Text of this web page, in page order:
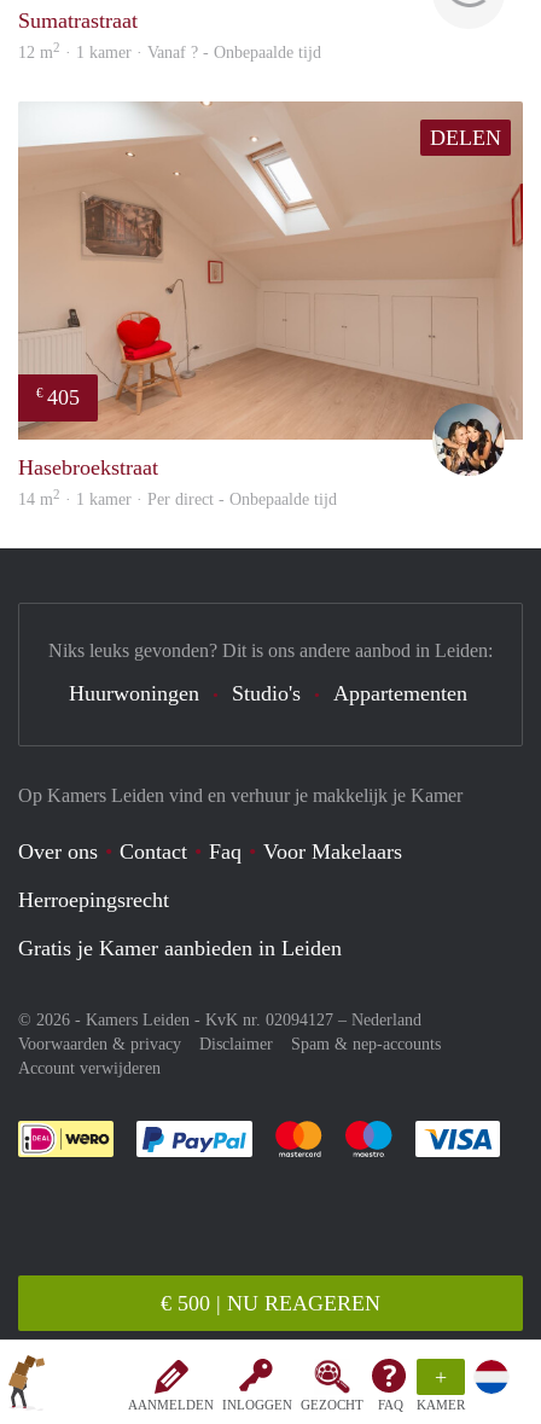
AANMELDEN INLOGGEN GEZOCHT FAQ
+
KAMER
€ 500 | NU REAGEREN
Sumatrastraat
12 m2 · 1 kamer · Vanaf ? - Onbepaalde tijd
DELEN
€ 405
Hasebroekstraat
14 m2 · 1 kamer · Per direct - Onbepaalde tijd
Op Kamers Leiden vind en verhuur je makkelijk je Kamer
Over ons Contact Faq
Voor Makelaars
Herroepingsrecht
Gratis je Kamer aanbieden in Leiden
© 2026 - Kamers Leiden - KvK nr. 02094127 – Nederland
Voorwaarden & privacy
Disclaimer
Spam & nep-accounts
Account verwijderen
Je rekent gemakkelijk af met Paypal
Je rekent gemakkelijk af met
Je rekent
Niks leuks gevonden? Dit is ons andere aanbod in Leiden:
Huurwoningen Studio's Appartementen